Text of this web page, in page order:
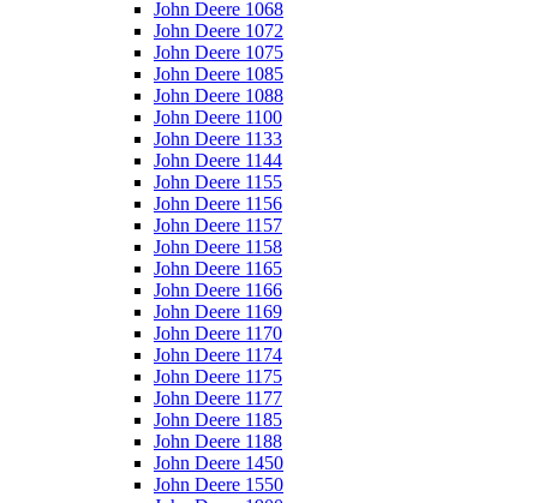
John Deere 1068
John Deere 1072
John Deere 1075
John Deere 1085
John Deere 1088
John Deere 1100
John Deere 1133
John Deere 1144
John Deere 1155
John Deere 1156
John Deere 1157
John Deere 1158
John Deere 1165
John Deere 1166
John Deere 1169
John Deere 1170
John Deere 1174
John Deere 1175
John Deere 1177
John Deere 1185
John Deere 1188
John Deere 1450
John Deere 1550